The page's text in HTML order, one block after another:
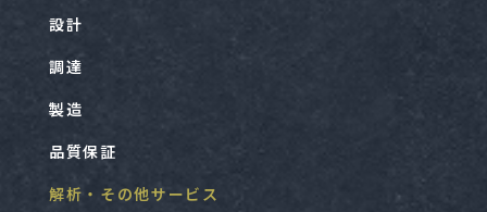
設計
調達
製造
品質保証
解析・その他サービス